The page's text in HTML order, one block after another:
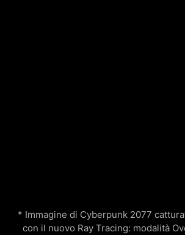
* Immagine di Cyberpunk 2077
con il nuovo Ray Tracing: modalità